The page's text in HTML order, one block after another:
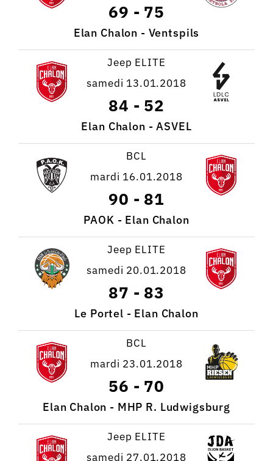
69 - 75
Elan Chalon - Ventspils
Jeep ELITE
samedi 13.01.2018
84 - 52
Elan Chalon - ASVEL
BCL
mardi 16.01.2018
90 - 81
PAOK - Elan Chalon
Jeep ELITE
samedi 20.01.2018
87 - 83
Le Portel - Elan Chalon
BCL
mardi 23.01.2018
56 - 70
Elan Chalon - MHP R. Ludwigsburg
Jeep ELITE
samedi 27.01.2018